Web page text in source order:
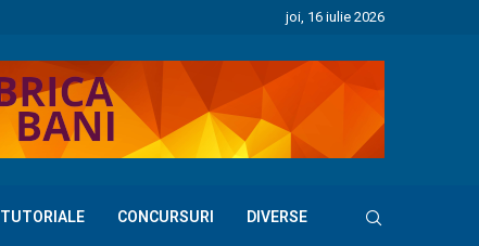
joi, 16 iulie 2026
TUTORIALE CONCURSURI DIVERSE